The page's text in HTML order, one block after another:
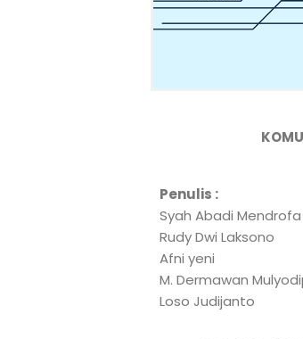
Penulis :
Syah Abadi Mendrofa
Rudy Dwi Laksono
Afni yeni
M. Dermawan
Loso Judijanto